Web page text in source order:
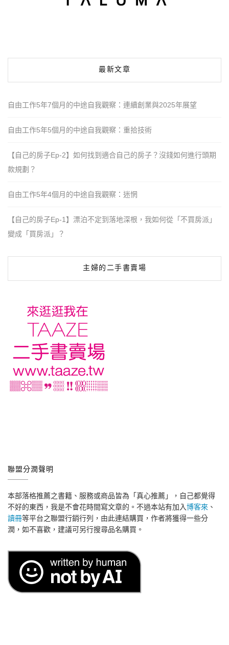
最新文章
自由工作5年7個月的中途自我觀察：連續創業與2025年展望
自由工作5年5個月的中途自我觀察：重拾技術
【自己的房子Ep-2】如何找到適合自己的房子？沒錢如何進行頭期
款規劃？
自由工作5年4個月的中途自我觀察：迷惘
【自己的房子Ep-1】漂泊不定到落地深根，我如何從「不買房派」
變成「買房派」？
主婦的二手書賣場
聯盟分潤聲明
本部落格推薦之書籍、服務或商品皆為「真心推薦」，自己都覺得
不好的東西，我是不會花時間寫文章的。不過本站有加入博客來 、
讀冊等平台之聯盟行銷行列，由此連結購買，作者將獲得一些分
潤，如不喜歡，建議可另行搜尋品名購買。